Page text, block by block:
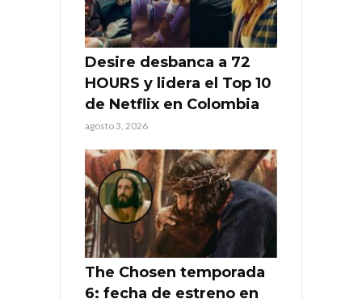
Desire desbanca a 72
HOURS y lidera el Top 10
de Netflix en Colombia
agosto 3, 2026
The Chosen temporada
6: fecha de estreno en